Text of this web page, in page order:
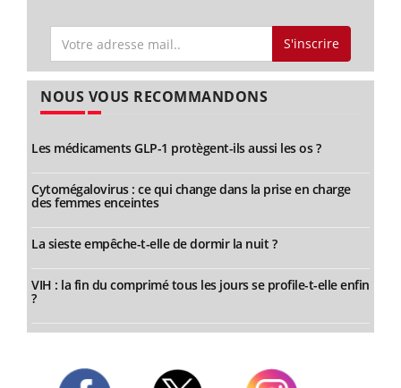
S'inscrire
NOUS VOUS RECOMMANDONS
Les médicaments GLP-1 protègent-ils aussi les os ?
Cytomégalovirus : ce qui change dans la prise en charge
des femmes enceintes
La sieste empêche-t-elle de dormir la nuit ?
VIH : la fin du comprimé tous les jours se profile-t-elle enfin
?